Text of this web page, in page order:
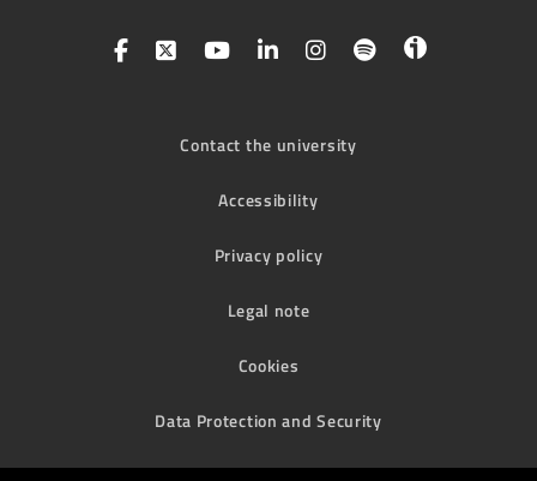
Contact the university
Accessibility
Privacy policy
Legal note
Cookies
Data Protection and Security